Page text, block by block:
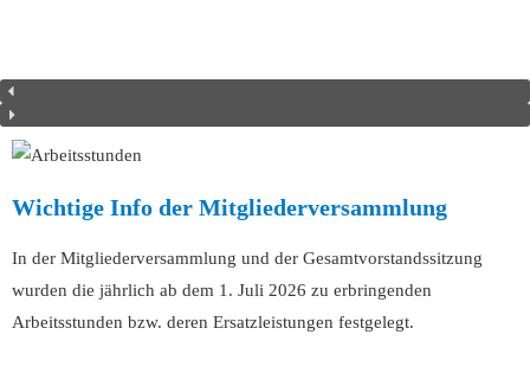
Wichtige Info der Mitgliederversammlung
In der Mitgliederversammlung und der Gesamtvorstandssitzung
wurden die jährlich ab dem 1. Juli 2026 zu erbringenden
Arbeitsstunden bzw. deren Ersatzleistungen festgelegt.